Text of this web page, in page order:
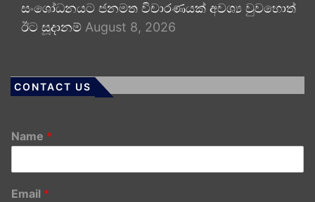
සංශෝධනයට ජනමත විචාරණයක් අවශ්‍ය වුවහොත්
ඊට සූදානම් August 8, 2026
CONTACT US
Name *
Email *